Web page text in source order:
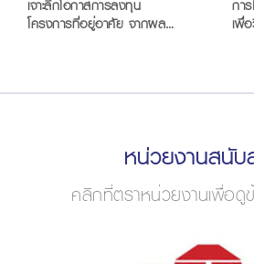
เจาะลึกโอกาสการลงทุน
โครงการที่อยู่อาศัย จากผล
กา
เพื่
หน่วยงานสนั
คลิกที่ตราหน่วยงานเพื่อดู